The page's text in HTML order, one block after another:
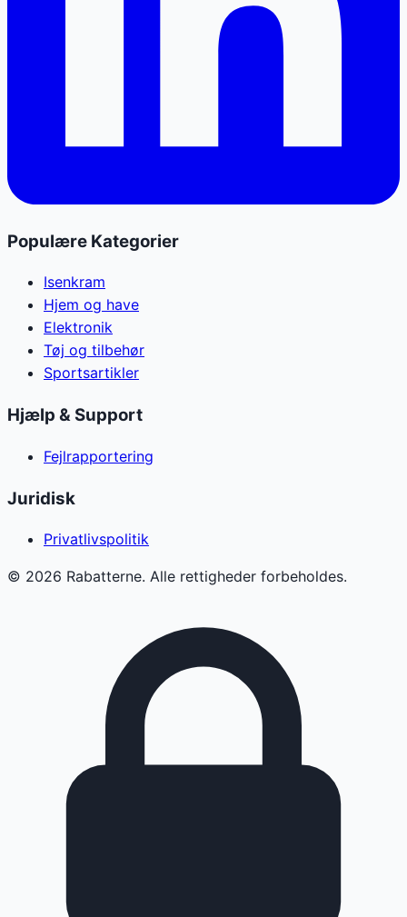
Populære Kategorier
Isenkram
Hjem og have
Elektronik
Tøj og tilbehør
Sportsartikler
Hjælp & Support
Fejlrapportering
Juridisk
Privatlivspolitik
© 2026 Rabatterne. Alle rettigheder forbeholdes.